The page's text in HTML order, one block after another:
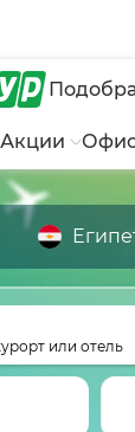
Акции
или отель